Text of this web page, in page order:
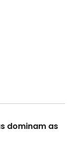
dominam as